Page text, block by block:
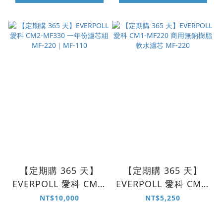
【定期購 365 天】
EVERPOLL 愛科 CM2-
MF330 一年份濾芯組
NT$10,000
【定期購 365 天】
EVERPOLL 愛科 CM1-
MF220 商用無鈉樹脂
NT$5,250